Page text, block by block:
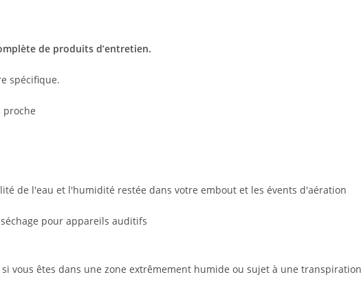
de produits d’entretien.
spécifique.
proche
de l'eau et l'humidité restée dans votre embout et les évents d'aération
vous êtes dans une zone extrêmement humide ou sujet à une